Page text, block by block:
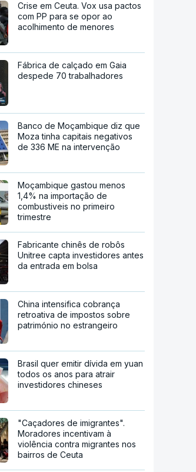
Crise em Ceuta. Vox usa pactos
com PP para se opor ao
acolhimento de menores
Fábrica de calçado em Gaia
despede 70 trabalhadores
Banco de Moçambique diz que
Moza tinha capitais negativos
de 336 ME na intervenção
Moçambique gastou menos
1,4% na importação de
combustiveis no primeiro
trimestre
Fabricante chinês de robôs
Unitree capta investidores antes
da entrada em bolsa
China intensifica cobrança
retroativa de impostos sobre
património no estrangeiro
Brasil quer emitir dívida em yuan
todos os anos para atrair
investidores chineses
"Caçadores de imigrantes".
Moradores incentivam à
violência contra migrantes nos
bairros de Ceuta